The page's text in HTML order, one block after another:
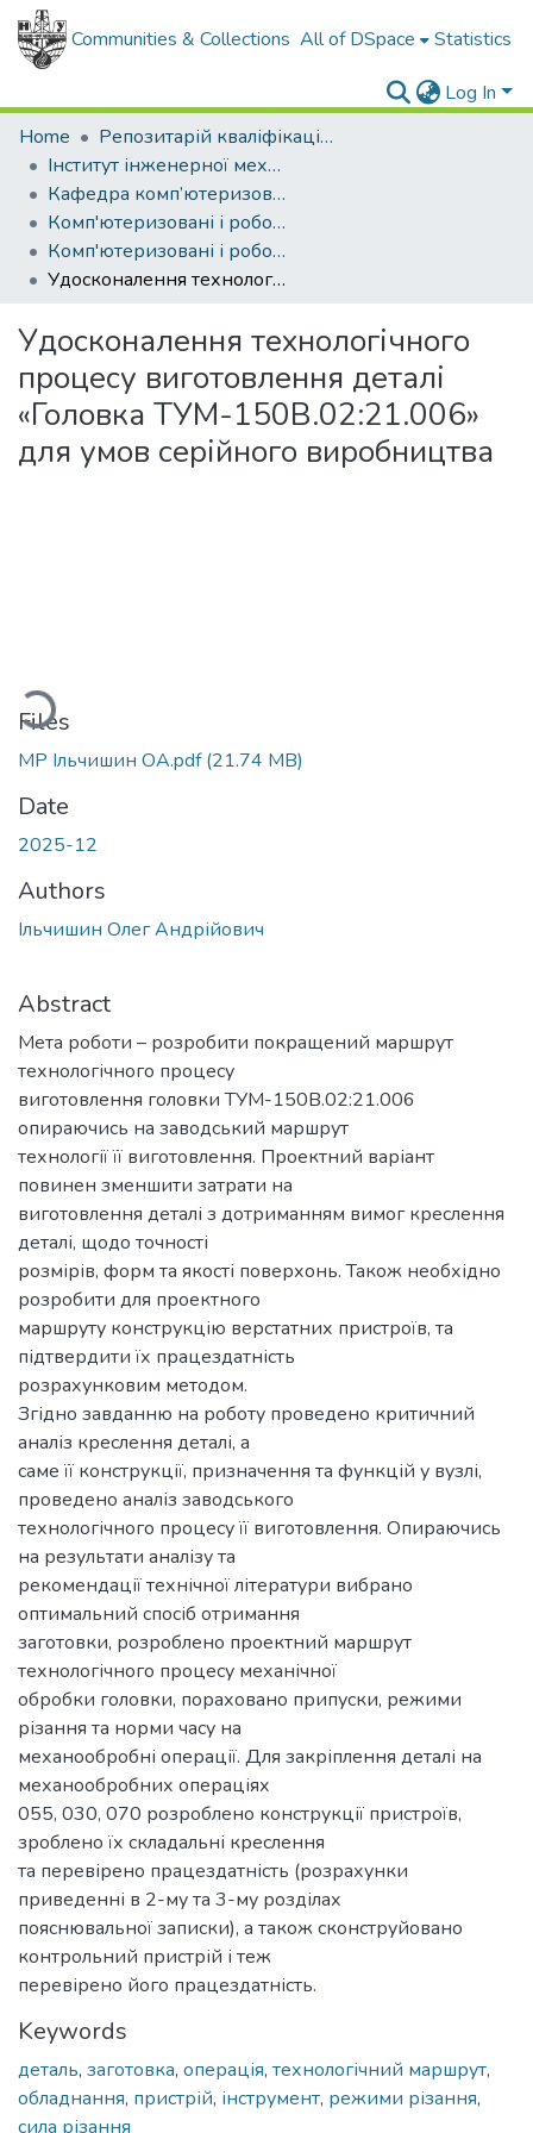
Communities & Collections All of DSpace Statistics
Log In
Home
Репозитарій кваліфікаційних робіт здобувачів вищої освіти
Інститут інженерної механіки і робототехніки
Кафедра комп’ютеризованого машинобудування
Комп'ютеризовані і роботизовані технології машинобудування (рівень магістр)
Комп'ютеризовані і роботизовані технології машинобудування, магістр, 2025
Удосконалення технологічного процесу виготовлення деталі «Головка ТУМ-150В.02:21.006» для умов серійного виробництва
Удосконалення технологічного
процесу виготовлення деталі
«Головка ТУМ-150В.02:21.006»
для умов серійного виробництва
Loading...
Files
МР Ільчишин ОА.pdf(21.74 MB)
Date
2025-12
Authors
Ільчишин Олег Андрійович
Abstract
Мета роботи – розробити покращений маршрут
технологічного процесу
виготовлення головки ТУМ-150В.02:21.006
опираючись на заводський маршрут
технології її виготовлення. Проектний варіант
повинен зменшити затрати на
виготовлення деталі з дотриманням вимог креслення
деталі, щодо точності
розмірів, форм та якості поверхонь. Також необхідно
розробити для проектного
маршруту конструкцію верстатних пристроїв, та
підтвердити їх працездатність
розрахунковим методом.
Згідно завданню на роботу проведено критичний
аналіз креслення деталі, а
саме її конструкції, призначення та функцій у вузлі,
проведено аналіз заводського
технологічного процесу її виготовлення. Опираючись
на результати аналізу та
рекомендації технічної літератури вибрано
оптимальний спосіб отримання
заготовки, розроблено проектний маршрут
технологічного процесу механічної
обробки головки, пораховано припуски, режими
різання та норми часу на
механообробні операції. Для закріплення деталі на
механообробних операціях
055, 030, 070 розроблено конструкції пристроїв,
зроблено їх складальні креслення
та перевірено працездатність (розрахунки
приведенні в 2-му та 3-му розділах
пояснювальної записки), а також сконструйовано
контрольний пристрій і теж
перевірено його працездатність.
Keywords
деталь, заготовка, операція, технологічний маршрут,
обладнання, пристрій, інструмент, режими різання,
сила різання